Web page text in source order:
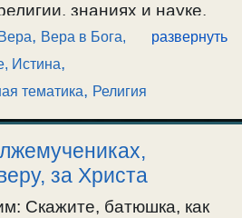
знаниях и науке.
Христа вади
души,
Душа и мозг.
добра и зла. О
ее критерии. Про науку
Имеющим
В защиту Библии.
Вера, Вера в Бога,
Истина,
тематика, Религия
развернуть
за Христа
Скажите, батюшка, как